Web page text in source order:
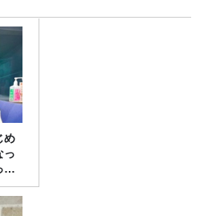
め
っ
て